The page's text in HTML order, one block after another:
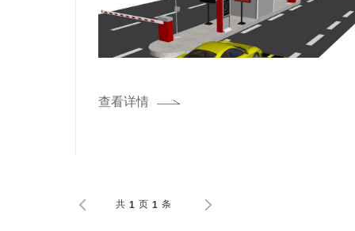
查看详情
共 1 页 1 条